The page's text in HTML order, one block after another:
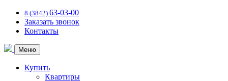
8 (3842) 63-03-00
Заказать звонок
Контакты
Меню
Купить
Квартиры